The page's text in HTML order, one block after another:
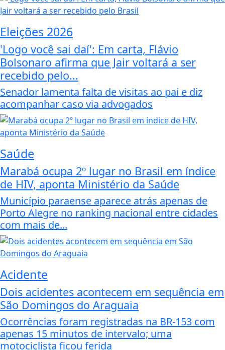
Eleições 2026
'Logo você sai daí': Em carta, Flávio
Bolsonaro afirma que Jair voltará a ser
recebido pelo...
Senador lamenta falta de visitas ao pai e diz
acompanhar caso via advogados
Saúde
Marabá ocupa 2º lugar no Brasil em índice
de HIV, aponta Ministério da Saúde
Município paraense aparece atrás apenas de
Porto Alegre no ranking nacional entre cidades
com mais de...
Acidente
Dois acidentes acontecem em sequência em
São Domingos do Araguaia
Ocorrências foram registradas na BR-153 com
apenas 15 minutos de intervalo; uma
motociclista ficou ferida